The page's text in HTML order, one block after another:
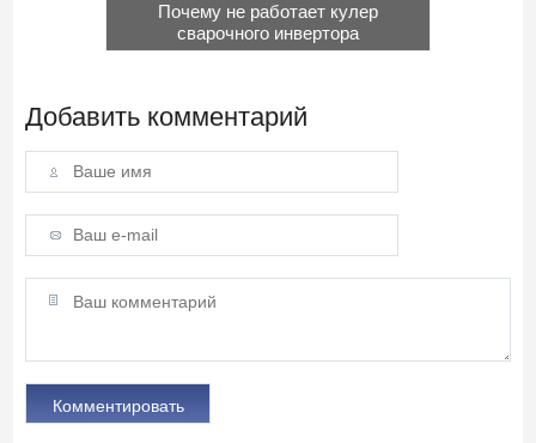
Почему не работает кулер
сварочного инвертора
Добавить комментарий